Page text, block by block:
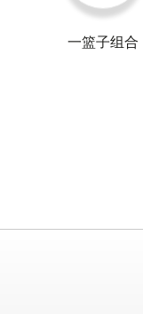
一篮子组合